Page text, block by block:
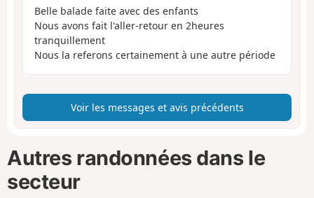
Belle balade faite avec des enfants
Nous avons fait l'aller-retour en 2heures
tranquillement
Nous la referons certainement à une autre période
Voir les messages et avis précédents
Autres randonnées dans le
secteur